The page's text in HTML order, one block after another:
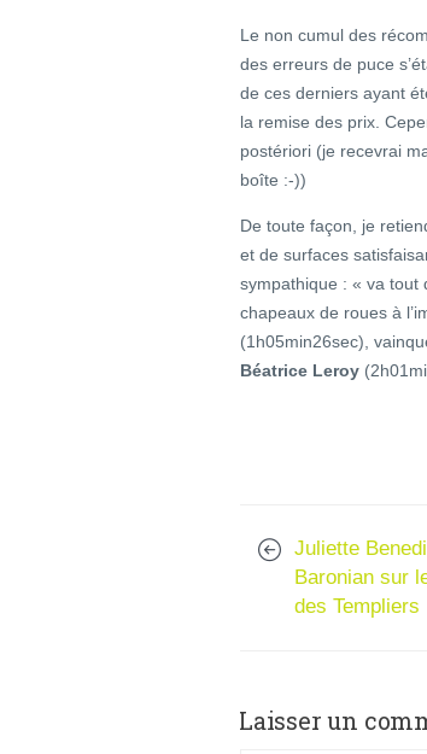
Le non cumul des
des erreurs de puce
de ces derniers ayant
la remise des prix.
postériori (je recevrai
boîte :-))
De toute façon, je
et de surfaces
sympathique : « va tout
chapeaux de roues à
(1h05min26sec),
Béatrice Leroy
Juliette
Baronian sur
des Templiers
Laisser un